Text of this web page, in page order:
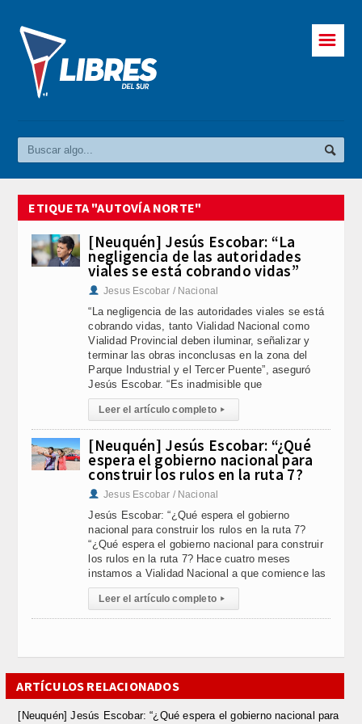
☰
ETIQUETA "AUTOVÍA NORTE"
[Neuquén] Jesús Escobar: “La
negligencia de las autoridades
viales se está cobrando vidas”
Jesus Escobar / Nacional
“La negligencia de las autoridades viales se está
cobrando vidas, tanto Vialidad Nacional como
Vialidad Provincial deben iluminar, señalizar y
terminar las obras inconclusas en la zona del
Parque Industrial y el Tercer Puente”, aseguró
Jesús Escobar. “Es inadmisible que
Leer el artículo completo ▸
[Neuquén] Jesús Escobar: “¿Qué
espera el gobierno nacional para
construir los rulos en la ruta 7?
Jesus Escobar / Nacional
Jesús Escobar: “¿Qué espera el gobierno
nacional para construir los rulos en la ruta 7?
“¿Qué espera el gobierno nacional para construir
los rulos en la ruta 7? Hace cuatro meses
instamos a Vialidad Nacional a que comience las
Leer el artículo completo ▸
ARTÍCULOS RELACIONADOS
[Neuquén] Jesús Escobar: “¿Qué espera el gobierno nacional para